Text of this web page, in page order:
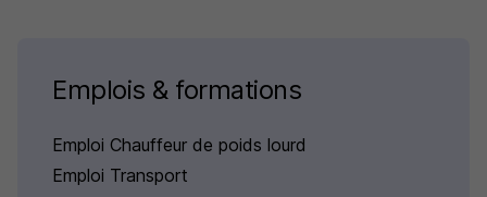
Emplois & formations
Emploi Chauffeur de poids lourd
Emploi Transport